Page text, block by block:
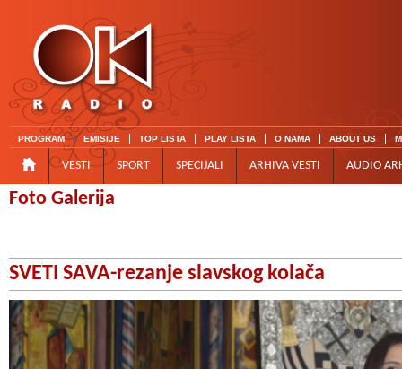
PROGRAM EMISIJE TOP LISTA PLAY LISTA O NAMA ABOUT US
VESTI SPORT SPECIJALI ARHIVA VESTI AUDIO
Foto Galerija
SVETI SAVA-rezanje slavskog kolača